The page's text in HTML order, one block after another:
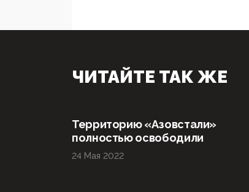
ЧИТАЙТЕ ТАК ЖЕ
Территорию «Азовстали»
полностью освободили
24 Мая 2022